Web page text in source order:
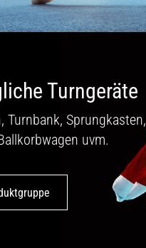
Turngeräte
Turnbank, Sprungkasten,
uvm.